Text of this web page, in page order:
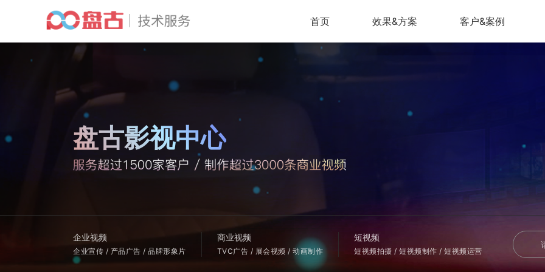
首页 效果&方案 客户&案例
盘古影视中心
企业视频
企业宣传 / 产品广告 / 品牌形象片
商业视频
TVC广告 / 展会视频 / 动画制作
短视频
短视频拍摄 / 短视频制作 / 短视频运营